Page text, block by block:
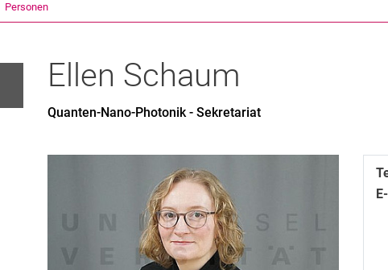
Personen
Ellen Schaum
Quanten-Nano-Photonik - Sekretariat